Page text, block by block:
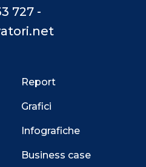
727 -
Report
Grafici
Infografiche
Business case